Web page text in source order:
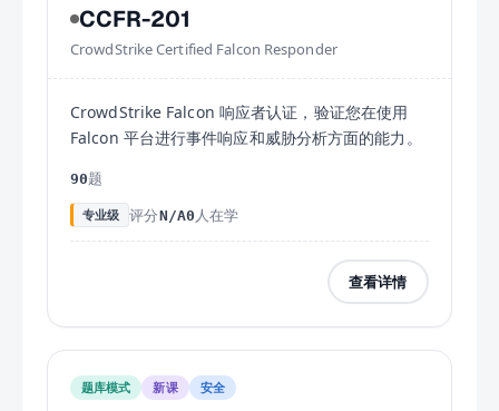
CCFR-201
CrowdStrike Certified Falcon Responder
CrowdStrike Falcon 响应者认证，验证您在使用
Falcon 平台进行事件响应和威胁分析方面的能力。
90题
专业级 评分N/A0 人在学
查看详情
题库模式 新课 安全